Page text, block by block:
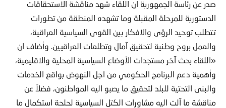
صدر عن رئاسة الجمهورية ان اللقاء شهد مناقشة الاستحقاقات
الدستورية للمرحلة المقبلة وما تشهده المنطقة من تطورات
تتطلب توحيد الرؤى والافكار بين القوى السياسية العراقية،
والعمل بروح وطنية لتحقيق آمال وتطلعات العراقيين. وأضاف ان
«اللقاء بحث آخر مستجدات الأوضاع السياسية المحلية والاقليمية،
وأهمية دعم البرنامج الحكومي من اجل النهوض بواقع الخدمات
والبنى التحتية للبلد لتحقيق ما يصبو اليه المواطنون، فضلاً عن
مناقشة ما آلت اليه مشاورات الكتل السياسية لحلحة استكمال ما